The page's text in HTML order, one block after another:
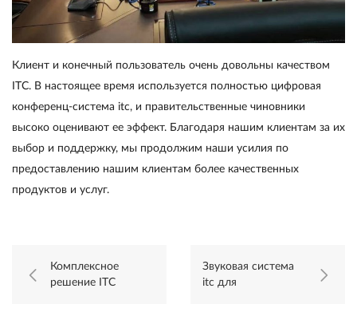
Клиент и конечный пользователь очень довольны качеством
ITC. В настоящее время используется полностью цифровая
конференц-система itc, и правительственные чиновники
высоко оценивают ее эффект. Благодаря нашим клиентам за их
выбор и поддержку, мы продолжим наши усилия по
предоставлению нашим клиентам более качественных
продуктов и услуг.
Комплексное
решение ITC
Звуковая система
itc для